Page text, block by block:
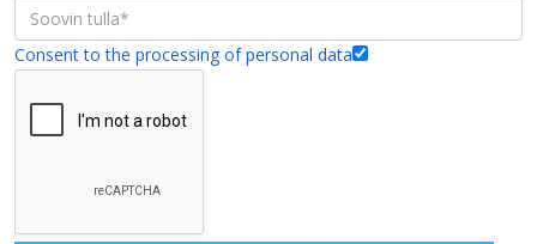
Consent to the processing of personal data